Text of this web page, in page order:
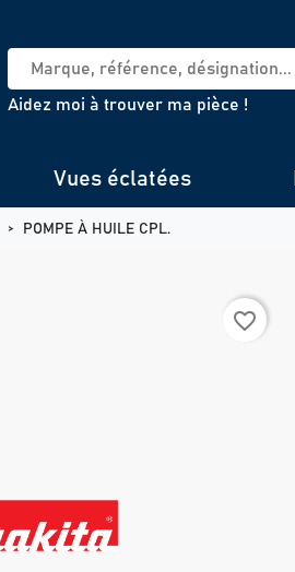
Aidez moi à trouver ma pièce !
Vues éclatées
POMPE À HUILE CPL.
favorite_border